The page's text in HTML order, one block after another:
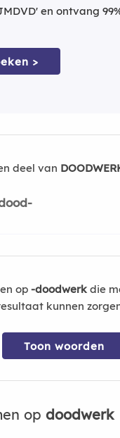
en ontvang
>
deel van
op -doodwerk die
kunnen
Toon woorden
op doodwerk